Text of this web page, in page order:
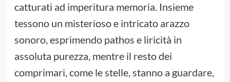
catturati ad imperitura memoria. Insieme
tessono un misterioso e intricato arazzo
sonoro, esprimendo pathos e liricità in
assoluta purezza, mentre il resto dei
comprimari, come le stelle, stanno a guardare,